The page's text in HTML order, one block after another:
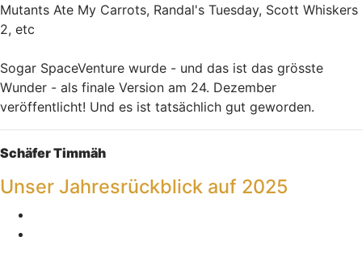
Mutants Ate My Carrots, Randal's Tuesday, Scott Whiskers
2, etc
Sogar SpaceVenture wurde - und das ist das grösste
Wunder - als finale Version am 24. Dezember
veröffentlicht! Und es ist tatsächlich gut geworden.
Schäfer Timmäh
Unser Jahresrückblick auf 2025